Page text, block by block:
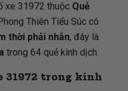
xe 31972 thuộc Quẻ
Thiên Tiểu Súc có
thời phải nhẫn, đây là
trong 64 quẻ kinh dịch.
31972 trong kinh